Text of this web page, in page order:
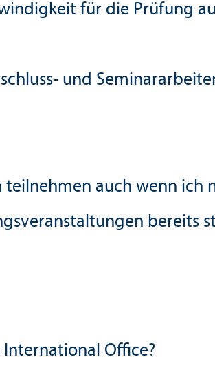
für die Prüfung
und
auch wenn ich
bereits
Office?